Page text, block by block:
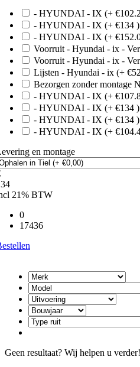
- HYUNDAI - IX (+
- HYUNDAI - IX (+ €134 )
- HYUNDAI - IX (+
Voorruit - Hyundai - ix -
Voorruit - Hyundai - ix -
Lijsten - Hyundai - ix (+
Bezorgen zonder montage
- HYUNDAI - IX (+
- HYUNDAI - IX (+ €134 )
- HYUNDAI - IX (+ €134 )
- HYUNDAI - IX (+
en montage
21% BTW
0
17436
Geen resultaat? Wij helpen u verder!